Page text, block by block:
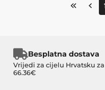
Besplatna dostava
Vrijedi za cijelu Hrvatsku
66.36€